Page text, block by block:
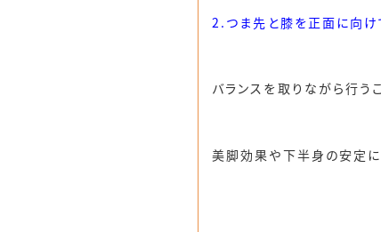
2.つま先と膝を正面に向け
バランスを取りながら行う
美脚効果や下半身の安定に